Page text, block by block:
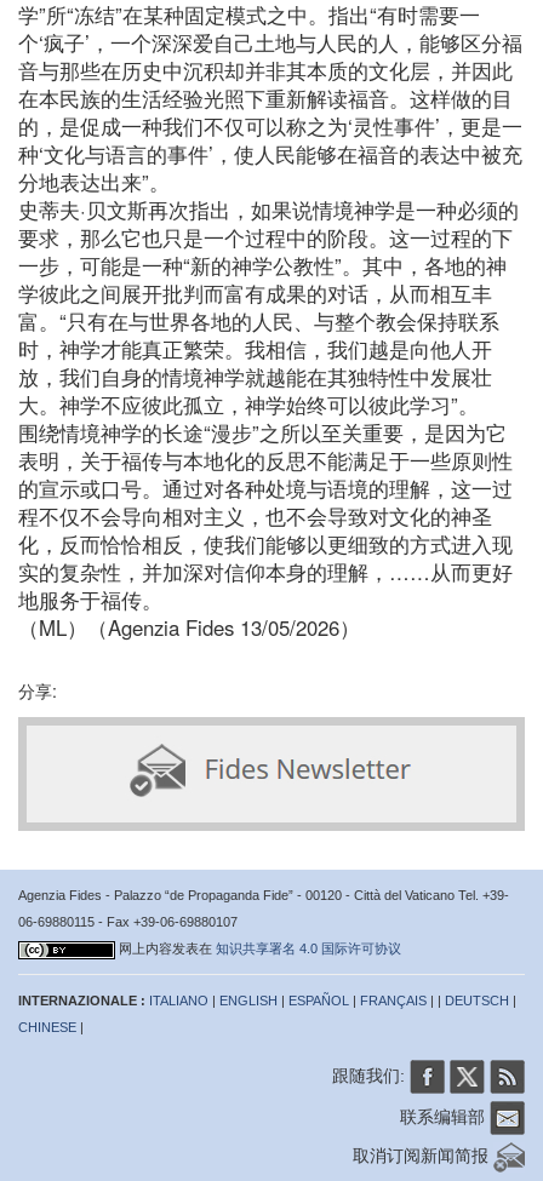
学”所“冻结”在某种固定模式之中。指出“有时需要一
个‘疯子’，一个深深爱自己土地与人民的人，能够区分福
音与那些在历史中沉积却并非其本质的文化层，并因此
在本民族的生活经验光照下重新解读福音。这样做的目
的，是促成一种我们不仅可以称之为‘灵性事件’，更是一
种‘文化与语言的事件’，使人民能够在福音的表达中被充
分地表达出来”。
史蒂夫·贝文斯再次指出，如果说情境神学是一种必须的
要求，那么它也只是一个过程中的阶段。这一过程的下
一步，可能是一种“新的神学公教性”。其中，各地的神
学彼此之间展开批判而富有成果的对话，从而相互丰
富。“只有在与世界各地的人民、与整个教会保持联系
时，神学才能真正繁荣。我相信，我们越是向他人开
放，我们自身的情境神学就越能在其独特性中发展壮
大。神学不应彼此孤立，神学始终可以彼此学习”。
围绕情境神学的长途“漫步”之所以至关重要，是因为它
表明，关于福传与本地化的反思不能满足于一些原则性
的宣示或口号。通过对各种处境与语境的理解，这一过
程不仅不会导向相对主义，也不会导致对文化的神圣
化，反而恰恰相反，使我们能够以更细致的方式进入现
实的复杂性，并加深对信仰本身的理解，……从而更好
地服务于福传。
（ML）（Agenzia Fides 13/05/2026）
分享:
Agenzia Fides - Palazzo “de Propaganda Fide” - 00120 - Città del Vaticano Tel. +39-
06-69880115 - Fax +39-06-69880107
网上内容发表在 知识共享署名 4.0 国际许可协议
INTERNAZIONALE : ITALIANO | ENGLISH | ESPAÑOL | FRANÇAIS | | DEUTSCH |
CHINESE |
跟随我们:
联系编辑部
取消订阅新闻简报